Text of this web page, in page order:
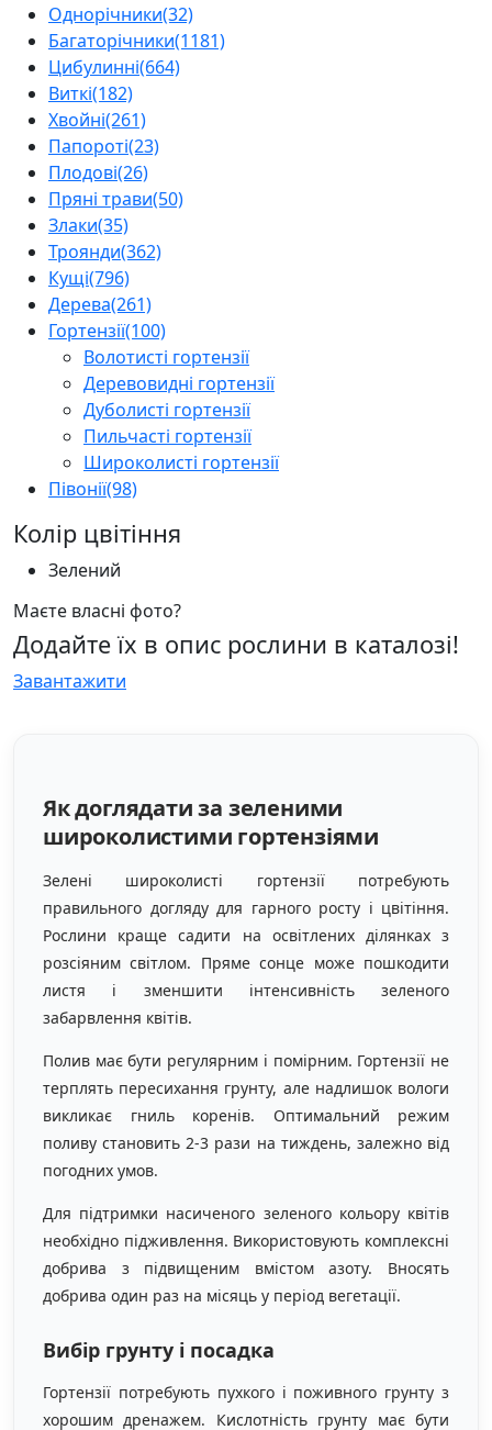
Однорічники(32)
Багаторічники(1181)
Цибулинні(664)
Виткі(182)
Хвойні(261)
Папороті(23)
Плодові(26)
Пряні трави(50)
Злаки(35)
Троянди(362)
Кущі(796)
Дерева(261)
Гортензії(100)
Волотисті гортензії
Деревовидні гортензії
Дуболисті гортензії
Пильчасті гортензії
Широколисті гортензії
Півонії(98)
Колір цвітіння
Зелений
Маєте власні фото?
Додайте їх в опис рослини в каталозі!
Завантажити
Як доглядати за зеленими
широколистими гортензіями
Зелені широколисті гортензії потребують
правильного догляду для гарного росту і цвітіння.
Рослини краще садити на освітлених ділянках з
розсіяним світлом. Пряме сонце може пошкодити
листя і зменшити інтенсивність зеленого
забарвлення квітів.
Полив має бути регулярним і помірним. Гортензії не
терплять пересихання грунту, але надлишок вологи
викликає гниль коренів. Оптимальний режим
поливу становить 2-3 рази на тиждень, залежно від
погодних умов.
Для підтримки насиченого зеленого кольору квітів
необхідно підживлення. Використовують комплексні
добрива з підвищеним вмістом азоту. Вносять
добрива один раз на місяць у період вегетації.
Вибір грунту і посадка
Гортензії потребують пухкого і поживного грунту з
хорошим дренажем. Кислотність грунту має бути